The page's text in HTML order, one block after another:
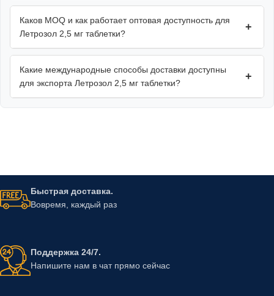
Каков MOQ и как работает оптовая доступность для
Летрозол 2,5 мг таблетки?
+
Какие международные способы доставки доступны
для экспорта Летрозол 2,5 мг таблетки?
+
Быстрая доставка.
Вовремя, каждый раз
Поддержка 24/7.
Напишите нам в чат прямо сейчас